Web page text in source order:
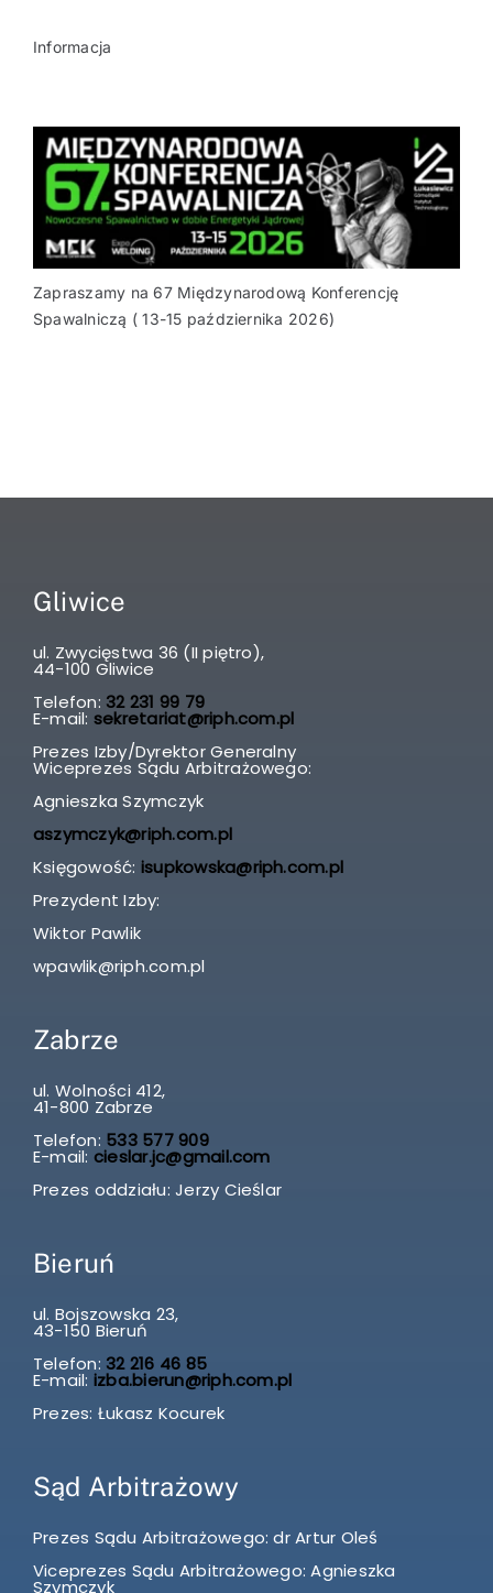
Informacja
Zapraszamy na 67 Międzynarodową Konferencję
Spawalniczą ( 13-15 października 2026)
Gliwice
ul. Zwycięstwa 36 (II piętro),
44-100 Gliwice
Telefon: 32 231 99 79
E-mail: sekretariat@riph.com.pl
Prezes Izby/Dyrektor Generalny
Wiceprezes Sądu Arbitrażowego:
Agnieszka Szymczyk
aszymczyk@riph.com.pl
Księgowość: isupkowska@riph.com.pl
Prezydent Izby:
Wiktor Pawlik
wpawlik@riph.com.pl
Zabrze
ul. Wolności 412,
41-800 Zabrze
Telefon: 533 577 909
E-mail: cieslar.jc@gmail.com
Prezes oddziału: Jerzy Cieślar
Bieruń
ul. Bojszowska 23,
43-150 Bieruń
Telefon: 32 216 46 85
E-mail: izba.bierun@riph.com.pl
Prezes: Łukasz Kocurek
Sąd Arbitrażowy
Prezes Sądu Arbitrażowego: dr Artur Oleś
Viceprezes Sądu Arbitrażowego: Agnieszka
Szymczyk